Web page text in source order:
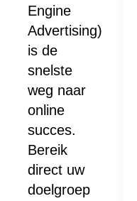
Engine
Advertising)
is de
snelste
weg naar
online
succes.
Bereik
direct uw
doelgroep